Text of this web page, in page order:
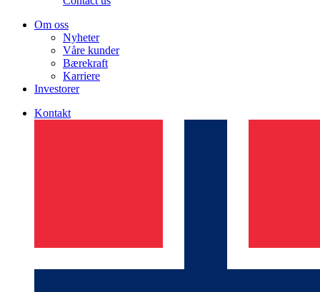
Om oss
Nyheter
Våre kunder
Bærekraft
Karriere
Investorer
Kontakt